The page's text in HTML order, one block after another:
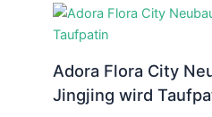
Adora Flora City
Jingjing wird